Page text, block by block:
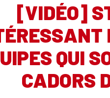
[VIDÉO]
QUI
CADORS